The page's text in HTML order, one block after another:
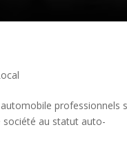
professionnels
société au statut auto-